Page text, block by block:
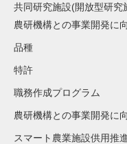
共同研究施設(開放型研究
農研機構との事業開発に
品種
特許
職務作成プログラム
農研機構との事業開発に
スマート農業施設供用推